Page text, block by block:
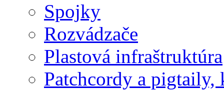
Spojky
Rozvádzače
Plastová infraštruktúra
Patchcordy a pigtaily,